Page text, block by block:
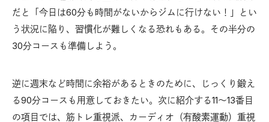
だと「今日は60分も時間がないからジムに行けない！」とい
う状況に陥り、習慣化が難しくなる恐れもある。その半分の
30分コースも準備しよう。
逆に週末など時間に余裕があるときのために、じっくり鍛え
る90分コースも用意しておきたい。次に紹介する11〜13番目
の項目では、筋トレ重視派、カーディオ（有酸素運動）重視